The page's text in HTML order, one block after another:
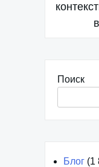
Поиск
Блог (1